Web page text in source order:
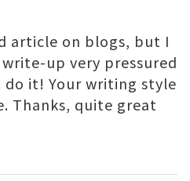
article on blogs, but I
up very pressured
do it! Your writing style
Thanks, quite great